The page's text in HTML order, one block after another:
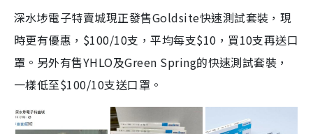
深水埗電子特賣城現正發售Goldsite快速測試套裝，現
時更有優惠，$100/10支，平均每支$10，買10支再送口
罩。另外有售YHLO及Green Spring的快速測試套裝，
一樣低至$100/10支送口罩。